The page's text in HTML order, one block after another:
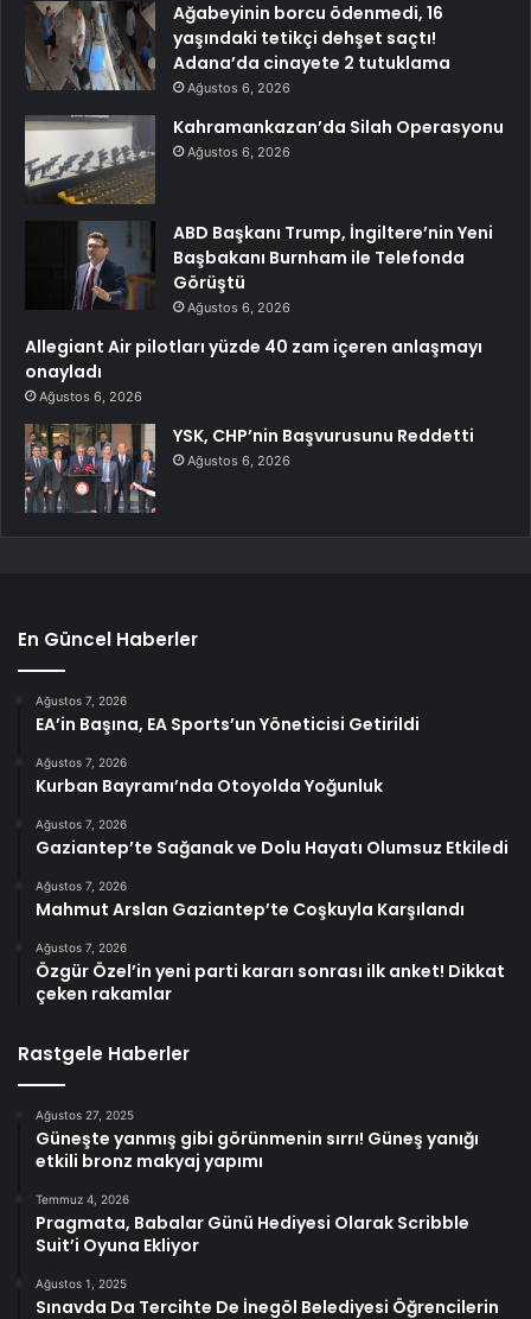
Ağabeyinin borcu ödenmedi, 16
yaşındaki tetikçi dehşet saçtı!
Adana’da cinayete 2 tutuklama
Ağustos 6, 2026
Kahramankazan’da Silah Operasyonu
Ağustos 6, 2026
ABD Başkanı Trump, İngiltere’nin Yeni
Başbakanı Burnham ile Telefonda
Görüştü
Ağustos 6, 2026
Allegiant Air pilotları yüzde 40 zam içeren anlaşmayı
onayladı
Ağustos 6, 2026
YSK, CHP’nin Başvurusunu Reddetti
Ağustos 6, 2026
En Güncel Haberler
Ağustos 7, 2026
EA’in Başına, EA Sports’un Yöneticisi Getirildi
Ağustos 7, 2026
Kurban Bayramı’nda Otoyolda Yoğunluk
Ağustos 7, 2026
Gaziantep’te Sağanak ve Dolu Hayatı Olumsuz Etkiledi
Ağustos 7, 2026
Mahmut Arslan Gaziantep’te Coşkuyla Karşılandı
Ağustos 7, 2026
Özgür Özel’in yeni parti kararı sonrası ilk anket! Dikkat
çeken rakamlar
Rastgele Haberler
Ağustos 27, 2025
Güneşte yanmış gibi görünmenin sırrı! Güneş yanığı
etkili bronz makyaj yapımı
Temmuz 4, 2026
Pragmata, Babalar Günü Hediyesi Olarak Scribble
Suit’i Oyuna Ekliyor
Ağustos 1, 2025
Sınavda Da Tercihte De İnegöl Belediyesi Öğrencilerin